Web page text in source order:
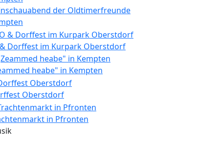
der Oldtimerfreunde
& Dorffest im Kurpark Oberstdorf
heabe" in Kempten
Oberstdorf
in Pfronten